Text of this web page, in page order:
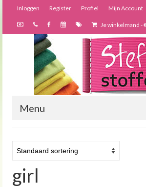
Inloggen Register Profiel Mijn Account
Je winkelmand -
Menu
Webshop
Bijzondere creaties
girl